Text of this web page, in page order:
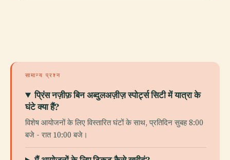
सामान्य प्रश्न
प्रिंस नज़ीफ़ बिन अब्दुलअज़ीज़ स्पोर्ट्स सिटी में यात्रा के
घंटे क्या हैं?
विशेष आयोजनों के लिए विस्तारित घंटों के साथ, प्रतिदिन सुबह 8:00
बजे - रात 10:00 बजे।